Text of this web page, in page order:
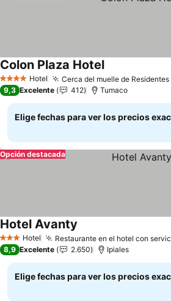
4 EstrellasHotel Cerca del muelle de Residentes
Colon Plaza HotelVer precios
9,3 Excelente 412 Tumaco
Elige fechas para ver los precios
Opción destacada
3 Estrellas
Hotel Restaurante en el hotel con
Hotel Avanty
8,9 Excelente 2.650 Ipiales
Elige fechas para ver los precios